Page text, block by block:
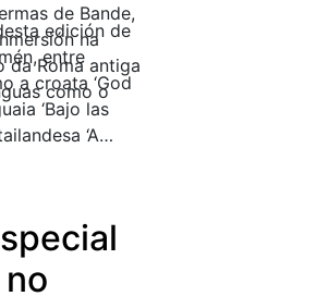
de Bande,
na
da Roma antiga
como o
edición de
entre
a croata ‘God
‘Bajo las
‘A